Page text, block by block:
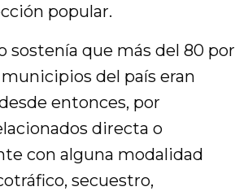
popular.
sostenía que más del 80 por
del país eran
entonces, por
directa o
con alguna modalidad
secuestro,